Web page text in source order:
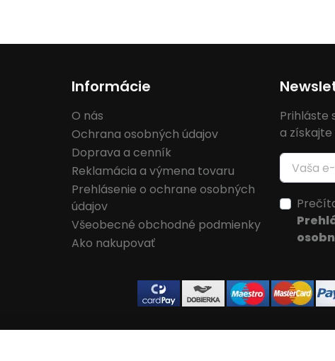
Informácie
O nás
Ochrana osobných údajov
Doprava a cenník
Reklamácia a výmena tovaru
Prehlásenie o ochrane osobných
údajov
Všeobecné obchodné podmienky
Ako nakupovať
Prihláste
a